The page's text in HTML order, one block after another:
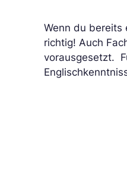
Wenn du bereits
richtig! Auch
vorausgesetzt.